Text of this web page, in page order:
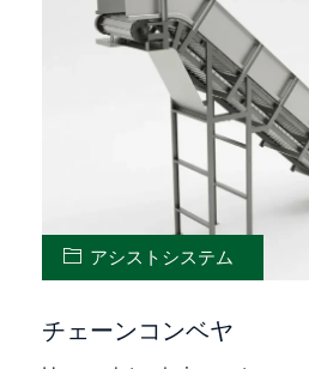
アシストシステム
チェーンコンベヤ